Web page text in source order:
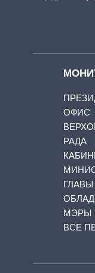
ОФИС
РАДА
ГЛАВЫ
МЭРЫ
ВСЕ